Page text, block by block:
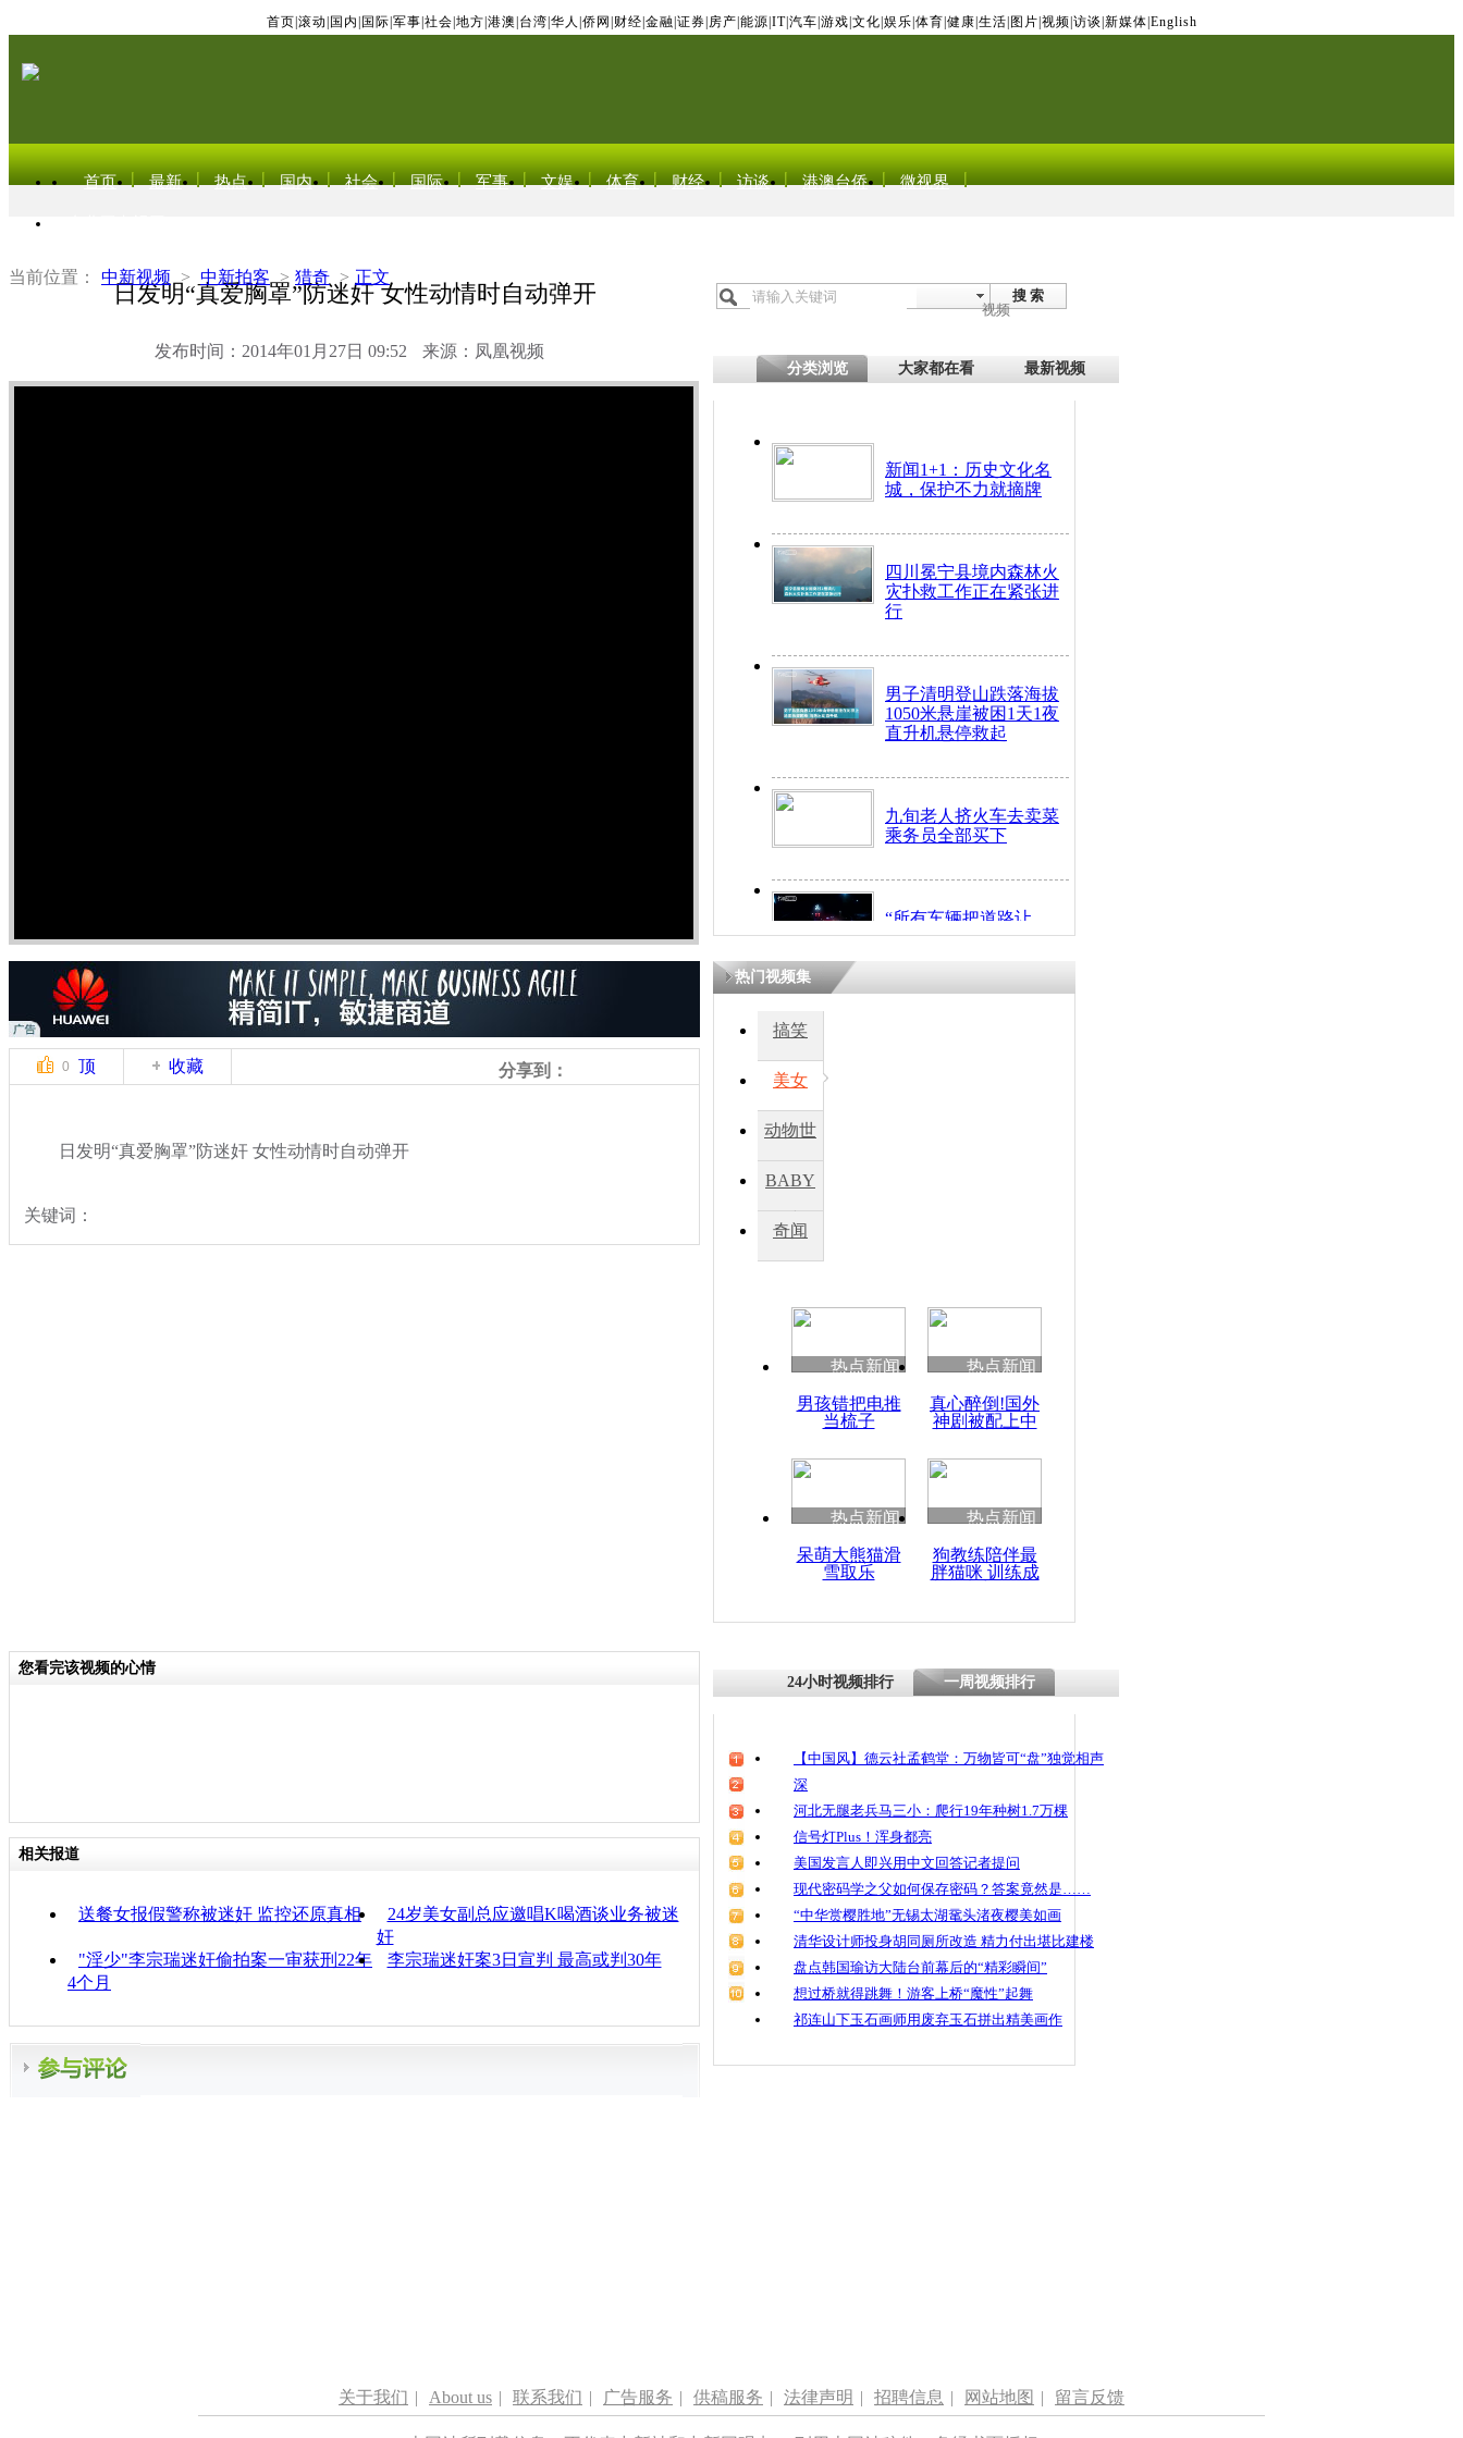
首页 滚动 国内 国际 军事 社会 地方 港澳 台湾 华人 侨网 财经 金融 证券 房产 能源 IT| 汽车 游戏 文化 娱乐 体育 健康 生活 图片 视频 访谈 新媒体 English
首页 最新 热点 国内 社会 国际 军事 文娱 体育 财经 访谈 港澳台侨 微视界
当前位置： 中新视频 > 中新拍客 > 猎奇 > 正文
日发明“真爱胸罩”防迷奸 女性动情时自动弹开
发布时间：2014年01月27日 09:52 来源：凤凰视频
搜 索
视频
分类浏览 大家都在看 最新视频
新闻1+1：历史文化名
城，保护不力就摘牌
四川冕宁县境内森林火
灾扑救工作正在紧张进
行
男子清明登山跌落海拔
1050米悬崖被困1天1夜
直升机悬停救起
九旬老人挤火车去卖菜
乘务员全部买下
“所有车辆把道路让
开！”儿童突发疾病交
因
度苗族花山节
魂
0 顶 收藏 分享到：
日发明“真爱胸罩”防迷奸 女性动情时自动弹开
关键词：
热门视频集
搞笑
美女
动物世
BABY
秀
奇闻
热点新闻
男孩错把电推
当梳子
热点新闻
真心醉倒!国外
神剧被配上中
热点新闻
呆萌大熊猫滑
雪取乐
热点新闻
狗教练陪伴最
胖猫咪 训练成
您看完该视频的心情
相关报道
送餐女报假警称被迷奸 监控还原真相
24岁美女副总应邀唱K喝酒谈业务被迷
奸
"淫少"李宗瑞迷奸偷拍案一审获刑22年
4个月
李宗瑞迷奸案3日宣判 最高或判30年
24小时视频排行 一周视频排行
【中国风】德云社孟鹤堂：万物皆可“盘”独觉相声
深
河北无腿老兵马三小：爬行19年种树1.7万棵
信号灯Plus！浑身都亮
美国发言人即兴用中文回答记者提问
现代密码学之父如何保存密码？答案竟然是……
“中华赏樱胜地”无锡太湖鼋头渚夜樱美如画
清华设计师投身胡同厕所改造 精力付出堪比建楼
盘点韩国瑜访大陆台前幕后的“精彩瞬间”
想过桥就得跳舞！游客上桥“魔性”起舞
祁连山下玉石画师用废弃玉石拼出精美画作
关于我们 | About us | 联系我们 | 广告服务 | 供稿服务 | 法律声明 | 招聘信息 | 网站地图 | 留言反馈